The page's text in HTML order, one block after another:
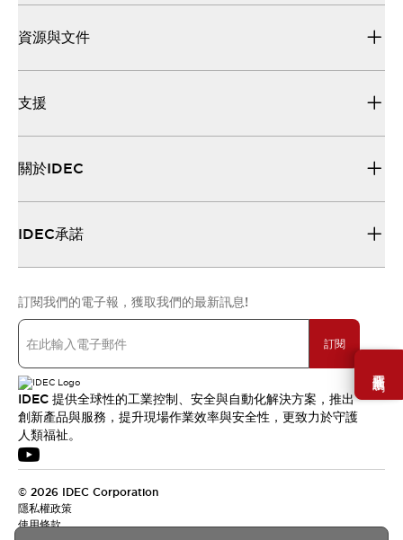
需要幫助嗎？
資源與文件
支援
關於IDEC
IDEC承諾
訂閱我們的電子報，獲取我們的最新訊息!
訂閱
IDEC 提供全球性的工業控制、安全與自動化解決方案，推出
創新產品與服務，提升現場作業效率與安全性，更致力於守護
人類福祉。
© 2026 IDEC Corporation
隱私權政策
使用條款